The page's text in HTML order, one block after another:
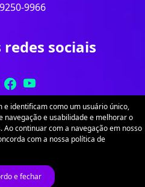
9966
redes sociais
por
Política de Privacidade
de Uso
e identificam como um usuário único,
e usabilidade e melhorar o
continuar com a navegação em nosso
com a nossa política de
e fechar